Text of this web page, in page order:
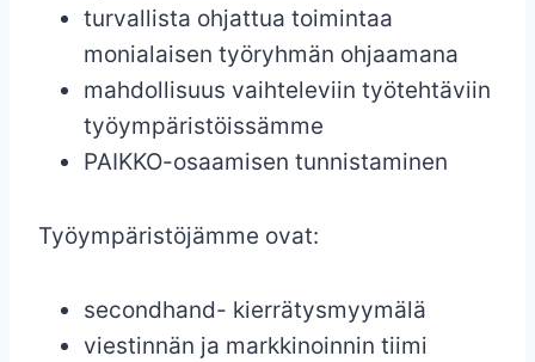
turvallista ohjattua toimintaa
monialaisen työryhmän ohjaamana
mahdollisuus vaihteleviin työtehtäviin
työympäristöissämme
PAIKKO-osaamisen tunnistaminen
Työympäristöjämme ovat:
secondhand- kierrätysmyymälä
viestinnän ja markkinoinnin tiimi